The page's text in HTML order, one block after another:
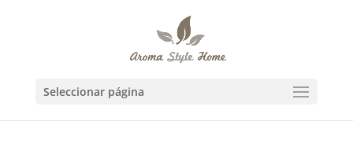
Seleccionar página